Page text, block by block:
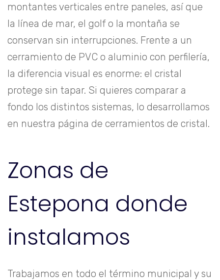
montantes verticales entre paneles, así que
la línea de mar, el golf o la montaña se
conservan sin interrupciones. Frente a un
cerramiento de PVC o aluminio con perfilería,
la diferencia visual es enorme: el cristal
protege sin tapar. Si quieres comparar a
fondo los distintos sistemas, lo desarrollamos
en nuestra página de cerramientos de cristal.
Zonas de
Estepona donde
instalamos
Trabajamos en todo el término municipal y su